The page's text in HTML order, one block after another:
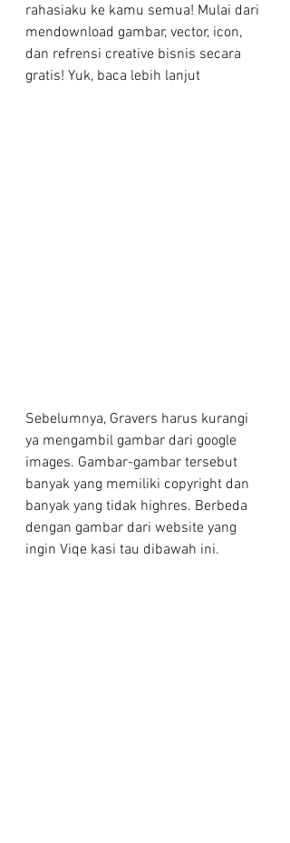
rahasiaku ke kamu semua! Mulai dari
mendownload gambar, vector, icon,
dan refrensi creative bisnis secara
gratis! Yuk, baca lebih lanjut
Sebelumnya, Gravers harus kurangi
ya mengambil gambar dari google
images. Gambar-gambar tersebut
banyak yang memiliki copyright dan
banyak yang tidak highres. Berbeda
dengan gambar dari website yang
ingin Viqe kasi tau dibawah ini.